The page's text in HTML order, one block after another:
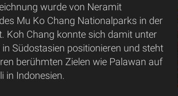
wurde von Neramit
Mu Ko Chang Nationalparks in der
Koh Chang konnte sich damit unter
in Südostasien positionieren und steht
berühmten Zielen wie Palawan auf
in Indonesien.